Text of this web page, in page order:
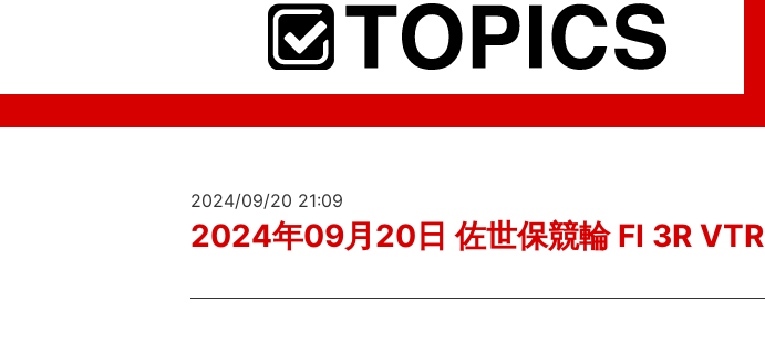
2024/09/20 21:09
2024年09月20日 佐世保競輪 FI 3R VTR